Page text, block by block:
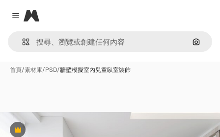
Close menu
Magnific
通過圖
首頁/素材庫/PSD/牆壁模擬室內兒童臥室裝飾
Premium